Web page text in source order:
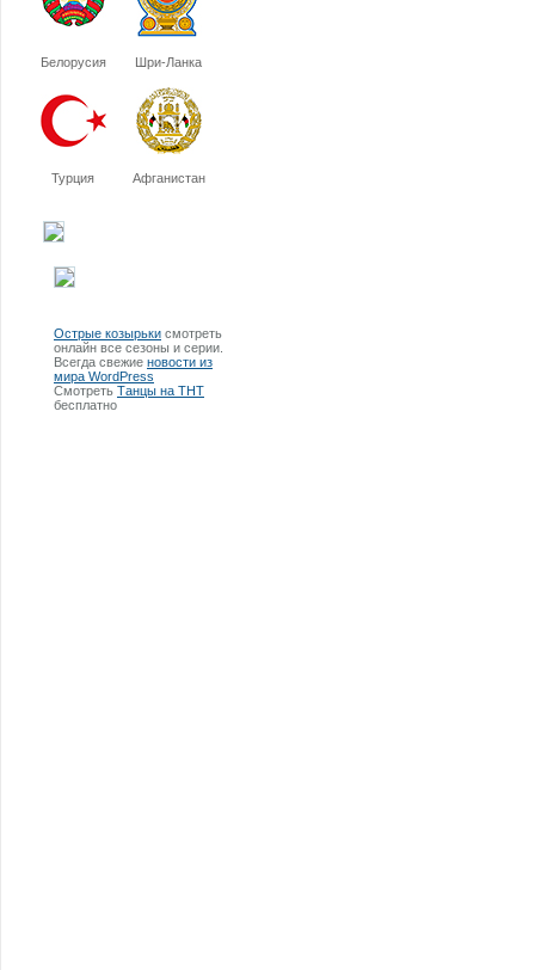
Белорусия Шри-Ланка
Турция Афганистан
Острые козырьки смотреть
онлайн все сезоны и серии.
Всегда свежие новости из
мира WordPress
Смотреть Танцы на ТНТ
бесплатно